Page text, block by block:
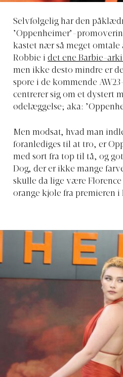
Selvfølgelig har den
’Oppenheimer’-
kastet nær så meget omtale
Robbie i det ene Barbie-
men ikke desto mindre er
spore i de kommende
centrerer sig om et dystert
ødelæggelse; aka:
Men modsat, hvad man
foranlediges til at tro, er
med sort fra top til tå, og
Dog, der er ikke mange
skulle da lige være Florence
orange kjole fra premieren i